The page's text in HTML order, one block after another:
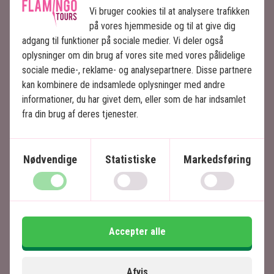
Den private ø Íle des Deux Cocos ligger i Blue
Bay Marine Park og er indbegrebet af tropisk
luksus med rene, hvide sandstrande og roligt,
lyseblåt vand.
Frokosten serveres på den berømte Ïle aux Cerfs,
der er kendt for sine fantastiske paradisstrande
Priser
Pris per voksen 1290 DKK
1290 DKK
Vi bruger cookies til at analysere trafikken
på vores hjemmeside og til at give dig
adgang til funktioner på sociale medier. Vi deler også
oplysninger om din brug af vores site med vores pålidelige
sociale medie-, reklame- og analysepartnere. Disse partnere
kan kombinere de indsamlede oplysninger med andre
informationer, du har givet dem, eller som de har indsamlet
fra din brug af deres tjenester.
Nødvendige Statistiske Markedsføring
Afvis
Accepter alle